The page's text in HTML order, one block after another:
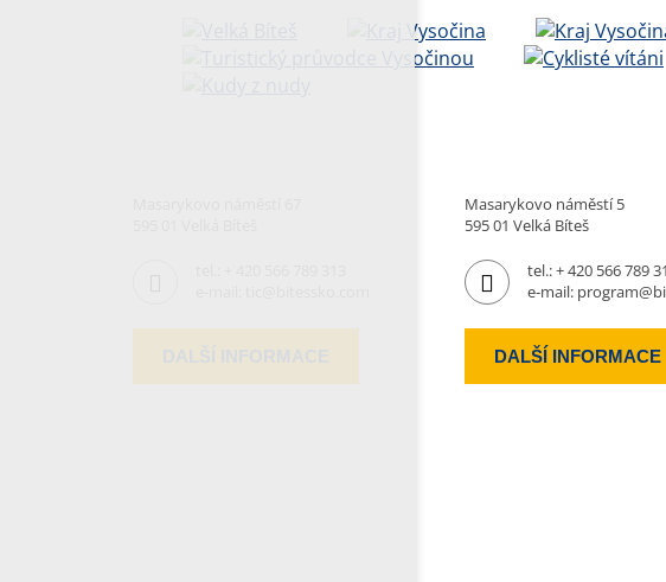
Masarykovo náměstí 5
595 01 Velká Bíteš
tel.:+ 420 566 789
e-mail:
DALŠÍ INFORMACE